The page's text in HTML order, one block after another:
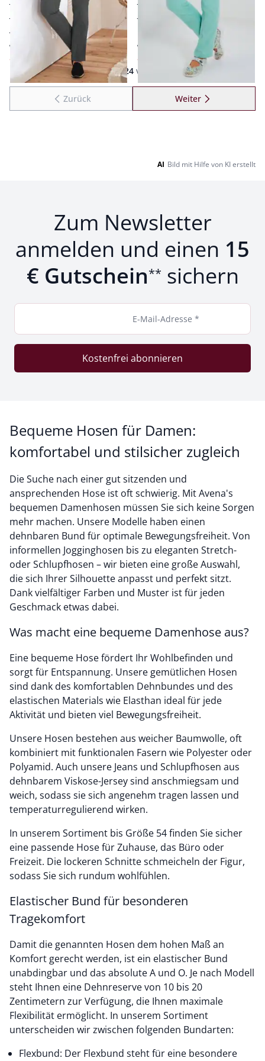
bequemer Komfortbund
weich und leicht
perfekter Kombipartner
ab € 99,95
ab (-40%)
bewegungsfreundlich
pflegeleichter
Baumwollmix
ab € 109,00
ab (-45%)
Seite 1 geladen. Zeige Produkte 1 bis 24 von 54.
1bis24 von
Zurück Weiterzu Seite 2
AI Bild mit Hilfe von KI erstellt
Zum Newsletter
anmelden und einen 15
€ Gutschein** sichern
E-Mail-Adresse *
Kostenfrei abonnieren
Bequeme Hosen für Damen:
komfortabel und stilsicher zugleich
Die Suche nach einer gut sitzenden und
ansprechenden Hose ist oft schwierig. Mit Avena's
bequemen Damenhosen müssen Sie sich keine Sorgen
mehr machen. Unsere Modelle haben einen
dehnbaren Bund für optimale Bewegungsfreiheit. Von
informellen Jogginghosen bis zu eleganten Stretch-
oder Schlupfhosen – wir bieten eine große Auswahl,
die sich Ihrer Silhouette anpasst und perfekt sitzt.
Dank vielfältiger Farben und Muster ist für jeden
Geschmack etwas dabei.
Was macht eine bequeme Damenhose aus?
Eine bequeme Hose fördert Ihr Wohlbefinden und
sorgt für Entspannung. Unsere gemütlichen Hosen
sind dank des komfortablen Dehnbundes und des
elastischen Materials wie Elasthan ideal für jede
Aktivität und bieten viel Bewegungsfreiheit.
Unsere Hosen bestehen aus weicher Baumwolle, oft
kombiniert mit funktionalen Fasern wie Polyester oder
Polyamid. Auch unsere Jeans und Schlupfhosen aus
dehnbarem Viskose-Jersey sind anschmiegsam und
weich, sodass sie sich angenehm tragen lassen und
temperaturregulierend wirken.
In unserem Sortiment bis Größe 54 finden Sie sicher
eine passende Hose für Zuhause, das Büro oder
Freizeit. Die lockeren Schnitte schmeicheln der Figur,
sodass Sie sich rundum wohlfühlen.
Elastischer Bund für besonderen
Tragekomfort
Damit die genannten Hosen dem hohen Maß an
Komfort gerecht werden, ist ein elastischer Bund
unabdingbar und das absolute A und O. Je nach Modell
steht Ihnen eine Dehnreserve von 10 bis 20
Zentimetern zur Verfügung, die Ihnen maximale
Flexibilität ermöglicht. In unserem Sortiment
unterscheiden wir zwischen folgenden Bundarten:
Flexbund: Der Flexbund steht für eine besondere